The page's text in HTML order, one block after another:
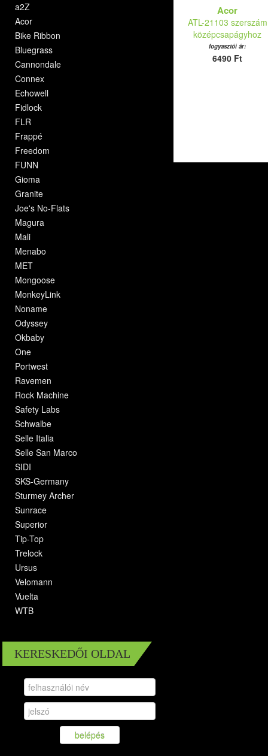
a2Z
Acor
Bike Ribbon
Bluegrass
Cannondale
Connex
Echowell
Fidlock
FLR
Frappé
Freedom
FUNN
Gioma
Granite
Joe's No-Flats
Magura
Mali
Menabo
MET
Mongoose
MonkeyLink
Noname
Odyssey
Okbaby
One
Portwest
Ravemen
Rock Machine
Safety Labs
Schwalbe
Selle Italia
Selle San Marco
SIDI
SKS-Germany
Sturmey Archer
Sunrace
Superior
Tip-Top
Trelock
Ursus
Velomann
Vuelta
WTB
KERESKEDŐI OLDAL
belépés
Acor
ATL-21103 szerszám
középcsapágyhoz
fogyasztói ár:
6490 Ft